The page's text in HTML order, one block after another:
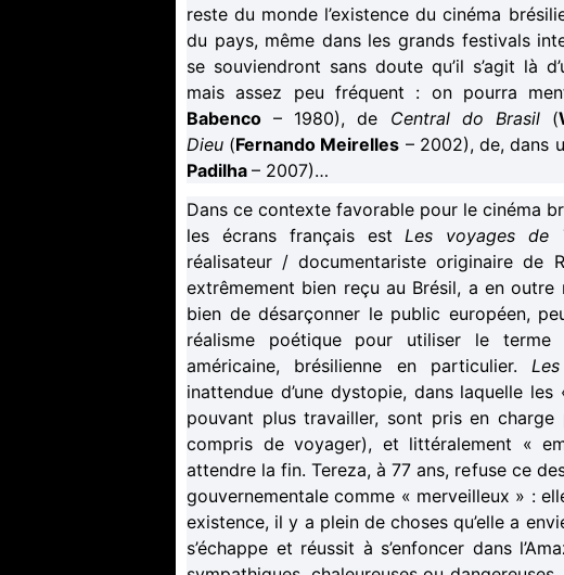
reste du monde l’existence du cinéma
du pays, même dans les grands festivals
se souviendront sans doute qu’il s’agit là
mais assez peu fréquent : on pourra
Babenco – 1980), de Central do Brasil (
Dieu (Fernando Meirelles – 2002), de, dans
Padilha – 2007)…
Dans ce contexte favorable pour le cinéma
les écrans français est
Les voyages de
réalisateur / documentariste originaire de
extrêmement bien reçu au Brésil, a en
bien de désarçonner le public européen,
réalisme poétique pour utiliser le
américaine, brésilienne en particulier.
inattendue d’une dystopie, dans laquelle
pouvant plus travailler, sont pris en
compris de voyager), et littéralement «
attendre la fin. Tereza, à 77 ans, refuse ce
gouvernementale comme « merveilleux » :
existence, il y a plein de choses qu’elle a
s’échappe et réussit à s’enfoncer dans